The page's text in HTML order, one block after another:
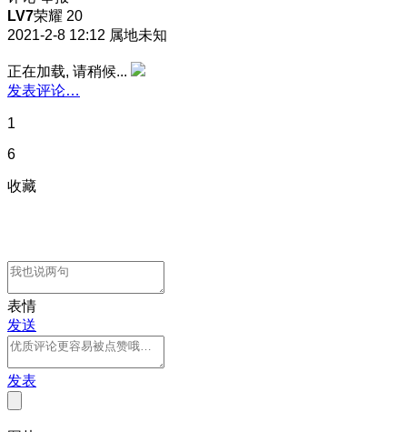
LV7荣耀 20
2021-2-8 12:12 属地未知
正在加载, 请稍候...
发表评论…
1
6
收藏
表情
发送
发表